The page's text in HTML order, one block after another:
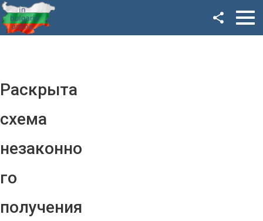
Раскрыта
схема
незаконно
го
получения